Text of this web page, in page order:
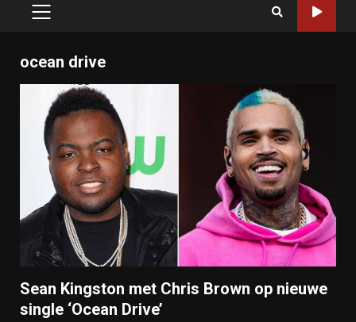
PRIMARY
ocean drive
Sean Kingston met Chris Brown op nieuwe
single ‘Ocean Drive’